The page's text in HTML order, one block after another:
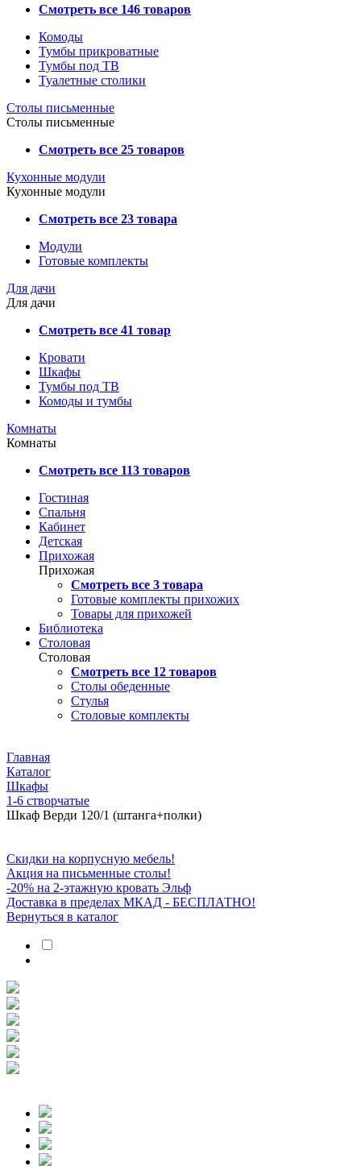
Смотреть все 146 товаров
Комоды
Тумбы прикроватные
Тумбы под ТВ
Туалетные столики
Столы письменные
Столы письменные
Смотреть все 25 товаров
Кухонные модули
Кухонные модули
Смотреть все 23 товара
Модули
Готовые комплекты
Для дачи
Для дачи
Смотреть все 41 товар
Кровати
Шкафы
Тумбы под ТВ
Комоды и тумбы
Комнаты
Комнаты
Смотреть все 113 товаров
Гостиная
Спальня
Кабинет
Детская
Прихожая
Прихожая
Смотреть все 3 товара
Готовые комплекты прихожих
Товары для прихожей
Библиотека
Столовая
Столовая
Смотреть все 12 товаров
Столы обеденные
Стулья
Столовые комплекты
Главная
Каталог
Шкафы
1-6 створчатые
Шкаф Верди 120/1 (штанга+полки)
Скидки на корпусную мебель!
Акция на письменные столы!
-20% на 2-этажную кровать Эльф
Доставка в пределах МКАД - БЕСПЛАТНО!
Вернуться в каталог